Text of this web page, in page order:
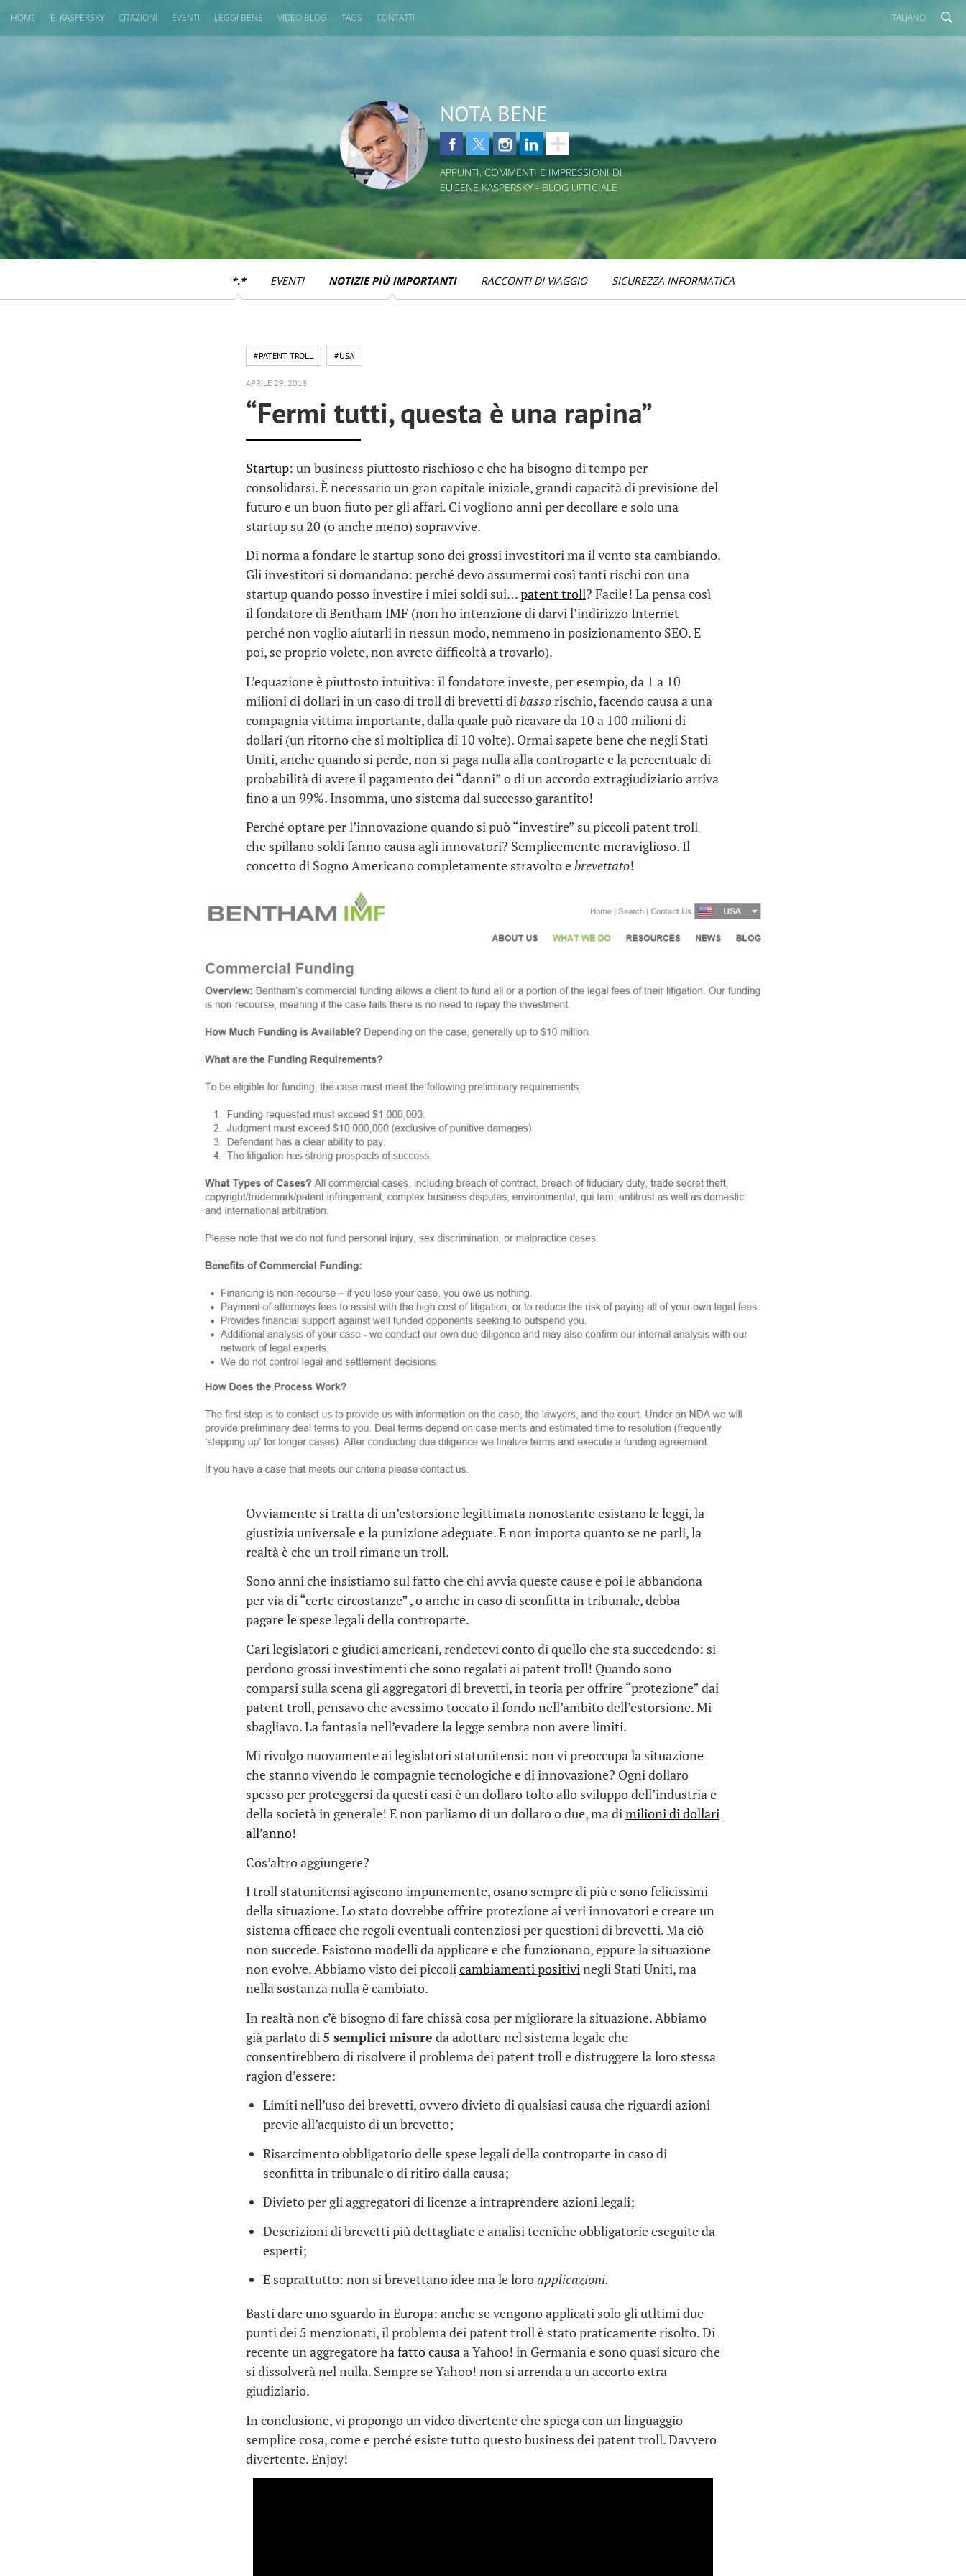
HOME E. KASPERSKY CITAZIONI EVENTI LEGGI BENE VIDEO BLOG TAGS CONTATTI ITALIANO
NOTA BENE
APPUNTI, COMMENTI E IMPRESSIONI DI
EUGENE KASPERSKY - BLOG UFFICIALE
*.* EVENTI NOTIZIE PIÙ IMPORTANTI RACCONTI DI VIAGGIO SICUREZZA INFORMATICA
#PATENT TROLL #USA
APRILE 29, 2015
“Fermi tutti, questa è una rapina”
Startup: un business piuttosto rischioso e che ha bisogno di tempo per
consolidarsi. È necessario un gran capitale iniziale, grandi capacità di previsione del
futuro e un buon fiuto per gli affari. Ci vogliono anni per decollare e solo una
startup su 20 (o anche meno) sopravvive.
Di norma a fondare le startup sono dei grossi investitori ma il vento sta cambiando.
Gli investitori si domandano: perché devo assumermi così tanti rischi con una
startup quando posso investire i miei soldi sui…patent troll? Facile! La pensa così
il fondatore di Bentham IMF (non ho intenzione di darvi l’indirizzo Internet
perché non voglio aiutarli in nessun modo, nemmeno in posizionamento SEO. E
poi, se proprio volete, non avrete difficoltà a trovarlo).
L’equazione è piuttosto intuitiva: il fondatore investe, per esempio, da 1 a 10
milioni di dollari in un caso di troll di brevetti dibassorischio, facendo causa a una
compagnia vittima importante, dalla quale può ricavare da 10 a 100 milioni di
dollari (un ritorno che si moltiplica di 10 volte). Ormai sapete bene che negli Stati
Uniti, anche quando si perde, non si paga nulla alla controparte e la percentuale di
probabilità di avere il pagamento dei “danni” o di un accordo extragiudiziario arriva
fino a un 99%. Insomma, uno sistema dal successo garantito!
Perché optare per l’innovazione quando si può “investire” su piccoli patent troll
chespillano soldifanno causa agli innovatori? Semplicemente meraviglioso. Il
concetto di Sogno Americano completamente stravolto ebrevettato!
Ovviamente si tratta di un’estorsione legittimata nonostante esistano le leggi, la
giustizia universale e la punizione adeguate. E non importa quanto se ne parli, la
realtà è che un troll rimane un troll.
Sono anni che insistiamo sul fatto che chi avvia queste cause e poi le abbandona
per via di “certe circostanze” , o anche in caso di sconfitta in tribunale, debba
pagare le spese legali della controparte.
Cari legislatori e giudici americani, rendetevi conto di quello che sta succedendo: si
perdono grossi investimenti che sono regalati ai patent troll! Quando sono
comparsi sulla scena gli aggregatori di brevetti, in teoria per offrire “protezione” dai
patent troll, pensavo che avessimo toccato il fondo nell’ambito dell’estorsione. Mi
sbagliavo. La fantasia nell’evadere la legge sembra non avere limiti.
Mi rivolgo nuovamente ai legislatori statunitensi: non vi preoccupa la situazione
che stanno vivendo le compagnie tecnologiche e di innovazione? Ogni dollaro
spesso per proteggersi da questi casi è un dollaro tolto allo sviluppo dell’industria e
della società in generale! E non parliamo di un dollaro o due, ma dimilioni di dollari
all’anno!
Cos’altro aggiungere?
I troll statunitensi agiscono impunemente, osano sempre di più e sono felicissimi
della situazione. Lo stato dovrebbe offrire protezione ai veri innovatori e creare un
sistema efficace che regoli eventuali contenziosi per questioni di brevetti. Ma ciò
non succede. Esistono modelli da applicare e che funzionano, eppure la situazione
non evolve. Abbiamo visto dei piccolicambiamenti positivinegli Stati Uniti, ma
nella sostanza nulla è cambiato.
In realtà non c’è bisogno di fare chissà cosa per migliorare la situazione. Abbiamo
già parlato di 5 semplici misure da adottare nel sistema legale che
consentirebbero di risolvere il problema dei patent troll e distruggere la loro stessa
ragion d’essere:
Limiti nell’uso dei brevetti, ovvero divieto di qualsiasi causa che riguardi azioni
previe all’acquisto di un brevetto;
Risarcimento obbligatorio delle spese legali della controparte in caso di
sconfitta in tribunale o di ritiro dalla causa;
Divieto per gli aggregatori di licenze a intraprendere azioni legali;
Descrizioni di brevetti più dettagliate e analisi tecniche obbligatorie eseguite da
esperti;
E soprattutto: non si brevettano idee ma le loroapplicazioni.
Basti dare uno sguardo in Europa: anche se vengono applicati solo gli utltimi due
punti dei 5 menzionati, il problema dei patent troll è stato praticamente risolto. Di
recente un aggregatoreha fatto causaa Yahoo! in Germania e sono quasi sicuro che
si dissolverà nel nulla. Sempre se Yahoo! non si arrenda a un accorto extra
giudiziario.
In conclusione, vi propongo un video divertente che spiega con un linguaggio
semplice cosa, come e perché esiste tutto questo business dei patent troll. Davvero
divertente. Enjoy!